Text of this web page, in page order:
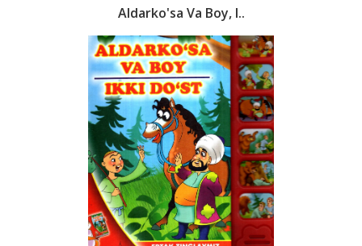
Aldarko'sa Va Boy, I..